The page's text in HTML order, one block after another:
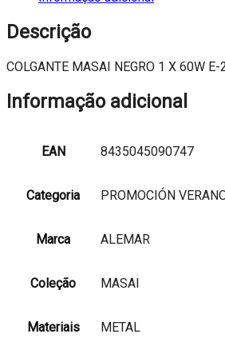
E-
Descrição
COLGANTE MASAI NEGRO 1 X 60W E-
Informação adicional
EAN 8435045090747
Categoria PROMOCIÓN
Marca ALEMAR
Coleção MASAI
Materiais METAL